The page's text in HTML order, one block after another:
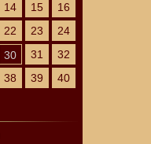
14 15
16
22 23
24
30 31
32
38 39
40